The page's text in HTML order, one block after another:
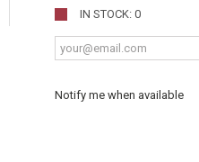
IN STOCK: 0
Notify me when available